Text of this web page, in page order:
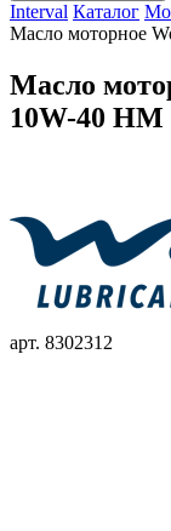
Interval Каталог
Масло моторное
Масло
10W-40 HM
арт. 8302312